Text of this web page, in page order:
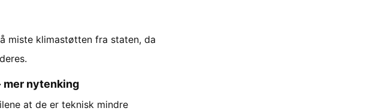
miste klimastøtten fra staten, da
mer nytenking
at de er teknisk mindre